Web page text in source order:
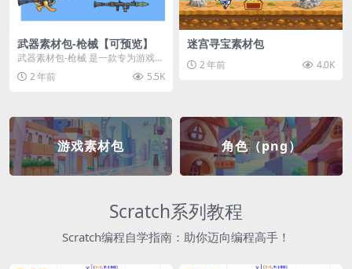
武器素材包-枪械【可预览】
武器素材包-枪械 是一款专为游戏开
发者和创作者设计的素材包，包含
多种高质量的枪械...
2 年前 5.5K
迷宫寻宝素材包
2 年前 4.0K
游戏素材包 角色（png）
Scratch系列教程
Scratch编程自学指南：助你迈向编程高手！